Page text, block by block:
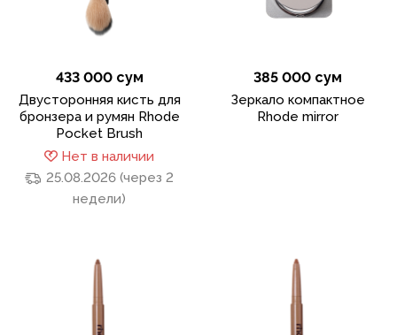
433 000 сум
Двусторонняя кисть для
бронзера и румян Rhode
Pocket Brush
Нет в наличии
25.08.2026 (через 2
недели)
385 000 сум
Зеркало компактное
Rhode mirror